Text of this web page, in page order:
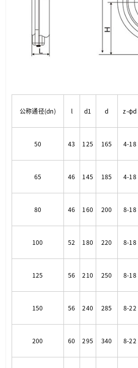
公称通径(dn) l d1 d z-φd
50 43 125 165 4-18
65 46 145 185 4-18
80 46 160 200 8-18
100 52 180 220 8-18
125 56 210 250 8-18
150 56 240 285 8-22
200 60 295 340 8-22